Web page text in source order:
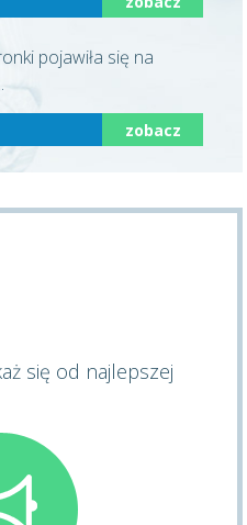
pojawiła się na
zobacz
się od najlepszej